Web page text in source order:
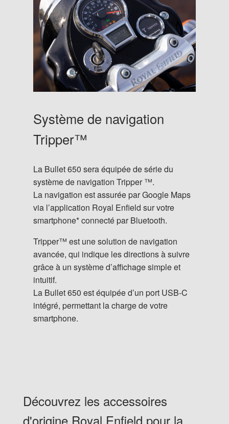
Système de navigation
Tripper™
La Bullet 650 sera équipée de série du
système de navigation Tripper ™.
La navigation est assurée par Google Maps
via l’application Royal Enfield sur votre
smartphone* connecté par Bluetooth.
Tripper™ est une solution de navigation
avancée, qui indique les directions à suivre
grâce à un système d’affichage simple et
intuitif.
La Bullet 650 est équipée d’un port USB-C
intégré, permettant la charge de votre
smartphone.
Découvrez les accessoires
d'origine Royal Enfield pour la